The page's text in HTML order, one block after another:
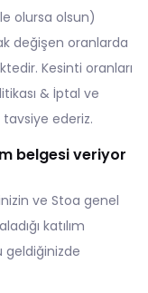
olursa olsun)
değişen oranlarda
Kesinti oranları
& İptal ve
ederiz.
belgesi veriyor
ve Stoa genel
katılım
geldiğinizde